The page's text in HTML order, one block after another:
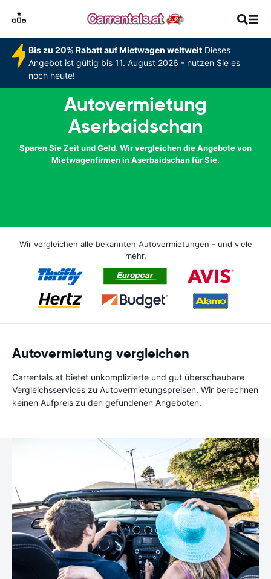
Bis zu 20% Rabatt auf Mietwagen weltweitDieses
Angebot ist gültig bis 11. August 2026 - nutzen Sie es
noch heute!
Autovermietung
Aserbaidschan
Sparen Sie Zeit und Geld. Wir vergleichen die Angebote von
Mietwagenfirmen in Aserbaidschan für Sie.
Wir vergleichen alle bekannten Autovermietungen - und viele
mehr.
Autovermietung vergleichen
Carrentals.at bietet unkomplizierte und gut überschaubare
Vergleichsservices zu Autovermietungspreisen. Wir berechnen
keinen Aufpreis zu den gefundenen Angeboten.